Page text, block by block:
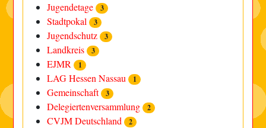
Jugendetage 3
Stadtpokal 3
Jugendschutz 3
Landkreis 3
EJMR 1
LAG Hessen Nassau 1
Gemeinschaft 3
Delegiertenversammlung 2
CVJM Deutschland 2